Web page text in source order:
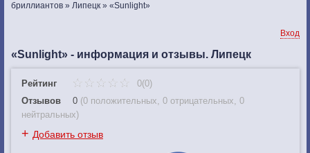
бриллиантов » Липецк » «Sunlight»
Вход
«Sunlight» - информация и отзывы. Липецк
Рейтинг
0(0)
Отзывов
0 (0 положительных, 0 отрицательных, 0
нейтральных)
+ Добавить отзыв